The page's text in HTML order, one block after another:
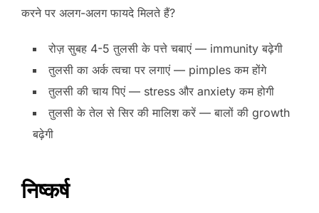
करने पर अलग-अलग फायदे मिलते हैं?
रोज़ सुबह 4-5 तुलसी के पत्ते चबाएं — immunity बढ़ेगी
तुलसी का अर्क त्वचा पर लगाएं — pimples कम होंगे
तुलसी की चाय पिएं — stress और anxiety कम होगी
तुलसी के तेल से सिर की मालिश करें — बालों की growth
बढ़ेगी
निष्कर्ष